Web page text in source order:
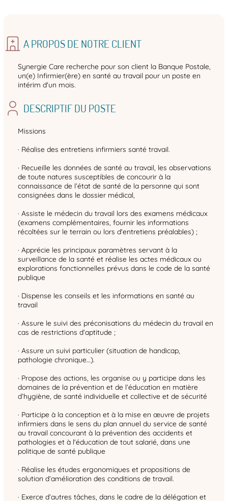
A PROPOS DE NOTRE CLIENT
Synergie Care recherche pour son client la Banque Postale,
un(e) Infirmier(ère) en santé au travail pour un poste en
intérim d'un mois.
DESCRIPTIF DU POSTE
Missions
· Réalise des entretiens infirmiers santé travail.
· Recueille les données de santé au travail, les observations
de toute natures susceptibles de concourir à la
connaissance de l’état de santé de la personne qui sont
consignées dans le dossier médical,
· Assiste le médecin du travail lors des examens médicaux
(examens complémentaires, fournir les informations
récoltées sur le terrain ou lors d'entretiens préalables) ;
· Apprécie les principaux paramètres servant à la
surveillance de la santé et réalise les actes médicaux ou
explorations fonctionnelles prévus dans le code de la santé
publique
· Dispense les conseils et les informations en santé au
travail
· Assure le suivi des préconisations du médecin du travail en
cas de restrictions d’aptitude ;
· Assure un suivi particulier (situation de handicap,
pathologie chronique…).
· Propose des actions, les organise ou y participe dans les
domaines de la prévention et de l’éducation en matière
d’hygiène, de santé individuelle et collective et de sécurité
· Participe à la conception et à la mise en œuvre de projets
infirmiers dans le sens du plan annuel du service de santé
au travail concourant à la prévention des accidents et
pathologies et à l'éducation de tout salarié, dans une
politique de santé publique
· Réalise les études ergonomiques et propositions de
solution d’amélioration des conditions de travail.
· Exerce d’autres tâches, dans le cadre de la délégation et